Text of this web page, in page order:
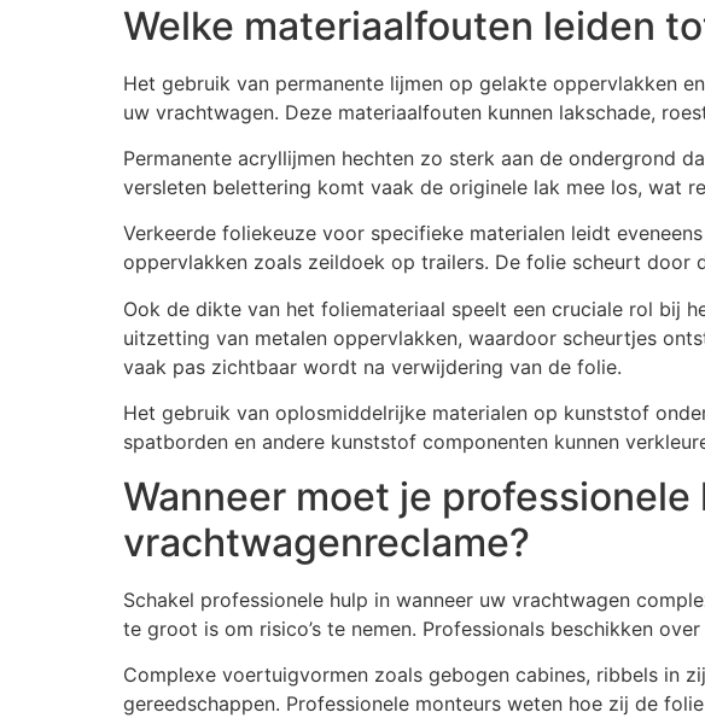
Welke materiaalfouten leiden
Het gebruik van permanente lijmen op gelakte oppervlakken
uw vrachtwagen. Deze materiaalfouten kunnen lakschade,
Permanente acryllijmen hechten zo sterk aan de ondergrond
versleten belettering komt vaak de originele lak mee los, wat
Verkeerde foliekeuze voor specifieke materialen leidt
oppervlakken zoals zeildoek op trailers. De folie scheurt
Ook de dikte van het foliemateriaal speelt een cruciale rol bij
uitzetting van metalen oppervlakken, waardoor scheurtjes
vaak pas zichtbaar wordt na verwijdering van de folie.
Het gebruik van oplosmiddelrijke materialen op kunststof
spatborden en andere kunststof componenten kunnen
Wanneer moet je
vrachtwagenreclame?
Schakel professionele hulp in wanneer uw vrachtwagen
te groot is om risico’s te nemen. Professionals beschikken
Complexe voertuigvormen zoals gebogen cabines, ribbels in
gereedschappen. Professionele monteurs weten hoe zij de